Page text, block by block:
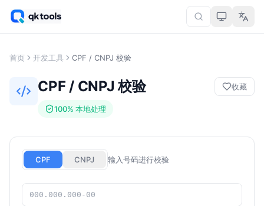
首页 开发工具 CPF / CNPJ 校验
CPF / CNPJ 校验
100% 本地处理
收藏
CPF CNPJ 输入号码进行校验